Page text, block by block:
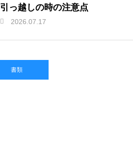
引っ越しの時の注意点
2026.07.17
書類